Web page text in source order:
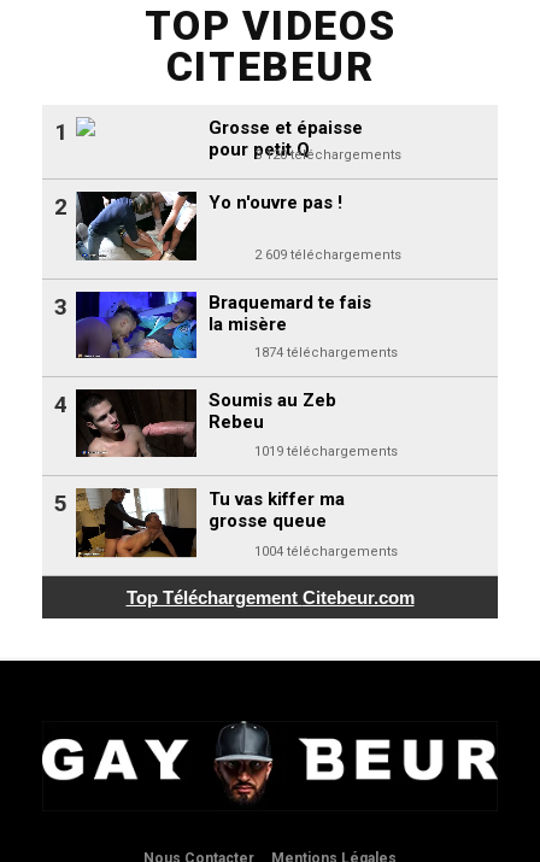
TOP VIDEOS
CITEBEUR
Grosse et épaisse
pour petit Q
3 120 téléchargements
1
Yo n'ouvre pas !
2 609 téléchargements
2
Braquemard te fais
la misère
1874 téléchargements
3
Soumis au Zeb
Rebeu
1019 téléchargements
4
Tu vas kiffer ma
grosse queue
1004 téléchargements
5
Top Téléchargement Citebeur.com